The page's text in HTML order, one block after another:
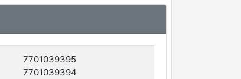
7701039395
7701039394